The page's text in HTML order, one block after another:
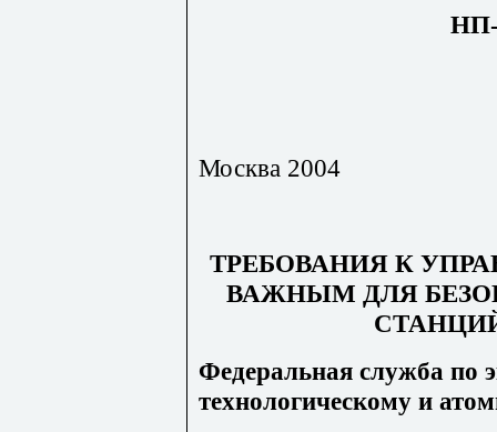
НП-
Москва 2004
ТРЕБОВАНИЯ К
ВАЖНЫМ ДЛЯ
Федеральная служба по
технологическому и